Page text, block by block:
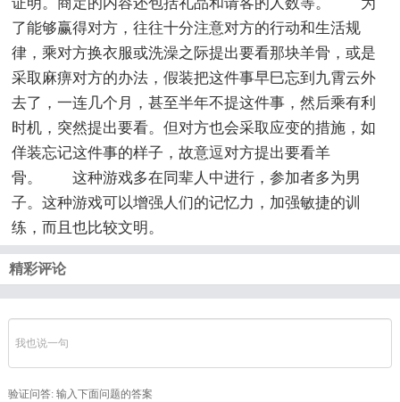
了能够赢得对方，往往十分注意对方的行动和生活规
律，乘对方换衣服或洗澡之际提出要看那块羊骨，或是
采取麻痹对方的办法，假装把这件事早巳忘到九霄云外
去了，一连几个月，甚至半年不提这件事，然后乘有利
时机，突然提出要看。但对方也会采取应变的措施，如
佯装忘记这件事的样子，故意逗对方提出要看羊
骨。 这种游戏多在同辈人中进行，参加者多为男
子。这种游戏可以增强人们的记忆力，加强敏捷的训
练，而且也比较文明。
精彩评论
验证问答: 输入下面问题的答案